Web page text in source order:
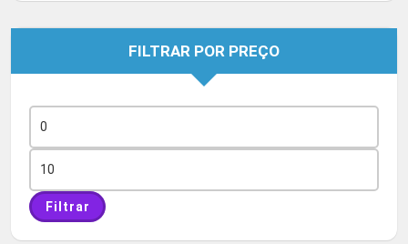
FILTRAR POR PREÇO
mínimo
máximo
Filtrar